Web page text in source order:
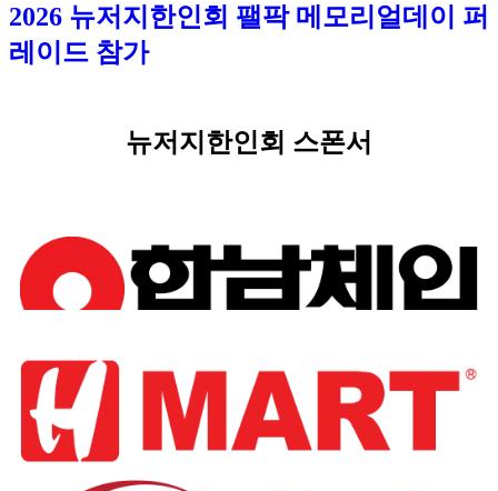
2026 뉴저지한인회 팰팍 메모리얼데이 퍼
레이드 참가
뉴저지한인회 스폰서